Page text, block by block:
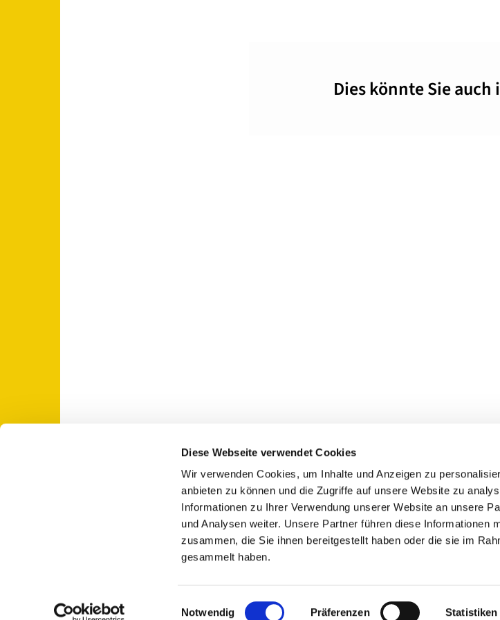
Diese Webseite verwendet Cookies
Wir verwenden Cookies, um Inhalte und Anzeigen zu
anbieten zu können und die Zugriffe auf unsere Website zu
Informationen zu Ihrer Verwendung unserer Website an unsere
und Analysen weiter. Unsere Partner führen diese Informationen
zusammen, die Sie ihnen bereitgestellt haben oder die sie im
gesammelt haben.
Notwendig Präferenzen Statistiken
Dies könnte Sie
St. Otto: Katholische Kirche Usedom-Anklam-Greifswald · Bahnhofstr. 15,
Kontaktinformationen